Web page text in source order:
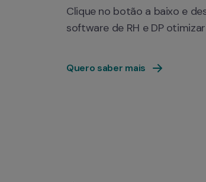
Clique no botão a baixo e
software de RH e DP
Quero saber mais